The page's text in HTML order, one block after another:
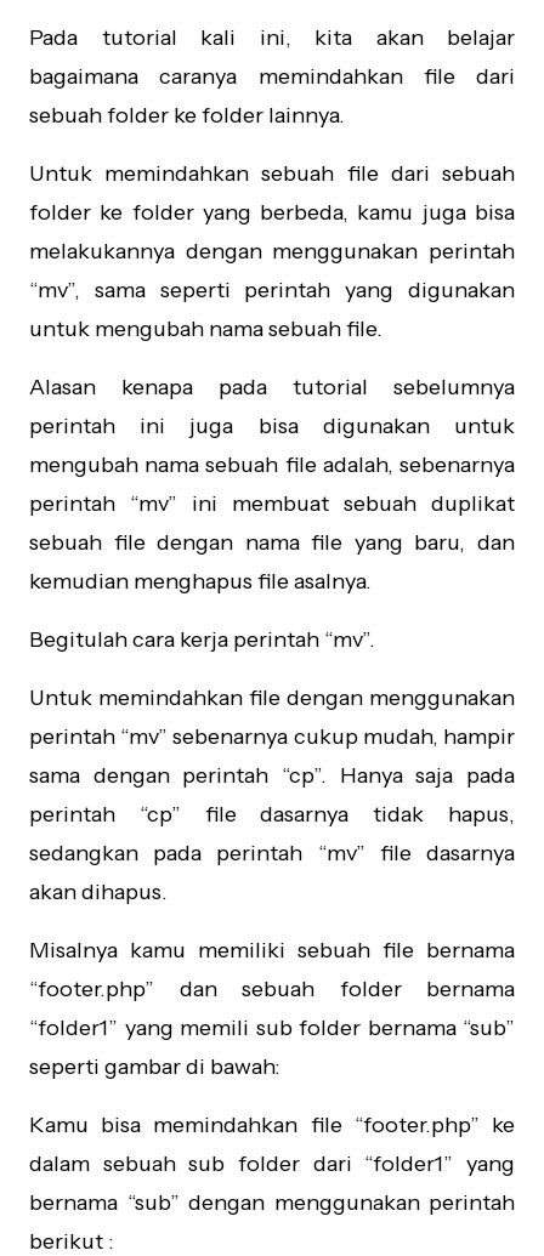
Pada tutorial kali ini, kita akan belajar
bagaimana caranya memindahkan file dari
sebuah folder ke folder lainnya.
Untuk memindahkan sebuah file dari sebuah
folder ke folder yang berbeda, kamu juga bisa
melakukannya dengan menggunakan perintah
“mv”, sama seperti perintah yang digunakan
untuk mengubah nama sebuah file.
Alasan kenapa pada tutorial sebelumnya
perintah ini juga bisa digunakan untuk
mengubah nama sebuah file adalah, sebenarnya
perintah “mv” ini membuat sebuah duplikat
sebuah file dengan nama file yang baru, dan
kemudian menghapus file asalnya.
Begitulah cara kerja perintah “mv”.
Untuk memindahkan file dengan menggunakan
perintah “mv” sebenarnya cukup mudah, hampir
sama dengan perintah “cp”. Hanya saja pada
perintah “cp” file dasarnya tidak hapus,
sedangkan pada perintah “mv” file dasarnya
akan dihapus.
Misalnya kamu memiliki sebuah file bernama
“footer.php” dan sebuah folder bernama
“folder1” yang memili sub folder bernama “sub”
seperti gambar di bawah:
Kamu bisa memindahkan file “footer.php” ke
dalam sebuah sub folder dari “folder1” yang
bernama “sub” dengan menggunakan perintah
berikut :